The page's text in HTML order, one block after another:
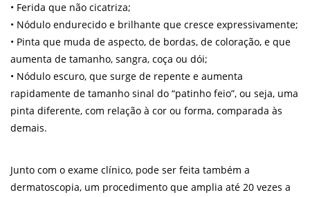
• Ferida que não cicatriza;
• Nódulo endurecido e brilhante que cresce expressivamente;
• Pinta que muda de aspecto, de bordas, de coloração, e que
aumenta de tamanho, sangra, coça ou dói;
• Nódulo escuro, que surge de repente e aumenta
rapidamente de tamanho sinal do “patinho feio”, ou seja, uma
pinta diferente, com relação à cor ou forma, comparada às
demais.
Junto com o exame clínico, pode ser feita também a
dermatoscopia, um procedimento que amplia até 20 vezes a